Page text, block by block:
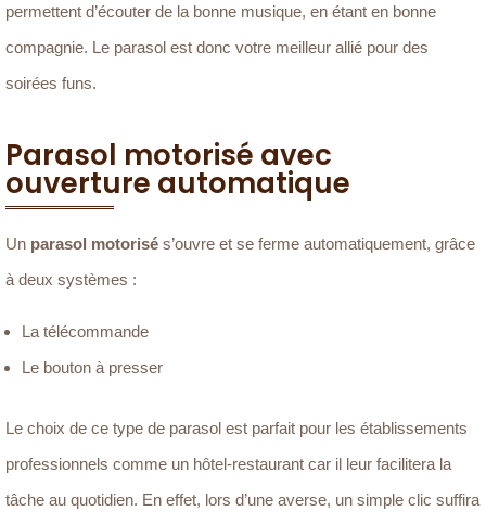
permettent d’écouter de la bonne musique, en étant en bonne
compagnie. Le parasol est donc votre meilleur allié pour des
soirées funs.
Parasol motorisé avec
ouverture automatique
Un parasol motorisé s’ouvre et se ferme automatiquement, grâce
à deux systèmes :
La télécommande
Le bouton à presser
Le choix de ce type de parasol est parfait pour les établissements
professionnels comme un hôtel-restaurant car il leur facilitera la
tâche au quotidien. En effet, lors d’une averse, un simple clic suffira